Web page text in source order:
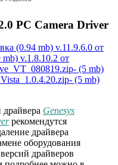
PC Camera Driver
(0.94 mb) v.11.9.6.0 от
v.1.8.10.2 от
(5 mb)
(5 mb)
драйвера Genesys
рекомендутся
драйвера
оборудования
драйверов